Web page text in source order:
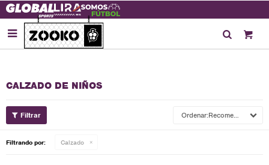

CALZADO DE NIÑOS
Recomendados
Filtrando por: Calzado